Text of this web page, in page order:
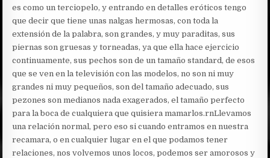
es como un terciopelo, y entrando en detalles eróticos tengo
que decir que tiene unas nalgas hermosas, con toda la
extensión de la palabra, son grandes, y muy paraditas, sus
piernas son gruesas y torneadas, ya que ella hace ejercicio
continuamente, sus pechos son de un tamaño standard, de esos
que se ven en la televisión con las modelos, no son ni muy
grandes ni muy pequeños, son del tamaño adecuado, sus
pezones son medianos nada exagerados, el tamaño perfecto
para la boca de cualquiera que quisiera mamarlos.rnLlevamos
una relación normal, pero eso si cuando entramos en nuestra
recamara, o en cualquier lugar en el que podamos tener
relaciones, nos volvemos unos locos, podemos ser amorosos y